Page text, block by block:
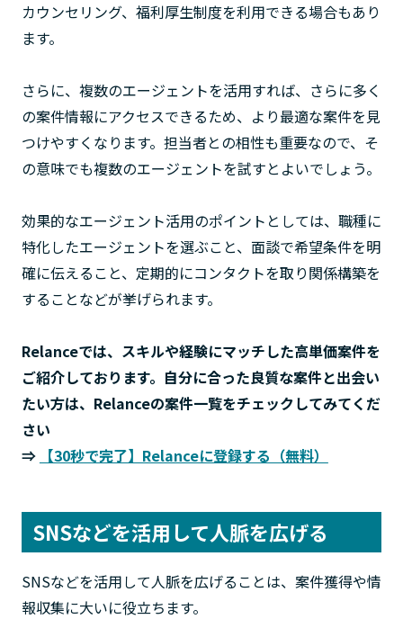
カウンセリング、福利厚生制度を利用できる場合もあり
ます。
さらに、複数のエージェントを活用すれば、さらに多く
の案件情報にアクセスできるため、より最適な案件を見
つけやすくなります。担当者との相性も重要なので、そ
の意味でも複数のエージェントを試すとよいでしょう。
効果的なエージェント活用のポイントとしては、職種に
特化したエージェントを選ぶこと、面談で希望条件を明
確に伝えること、定期的にコンタクトを取り関係構築を
することなどが挙げられます。
Relanceでは、スキルや経験にマッチした高単価案件を
ご紹介しております。自分に合った良質な案件と出会い
たい方は、 Relanceの案件一覧をチェックしてみてくだ
さい
⇒ 【30秒で完了】Relanceに登録する（無料）
SNSなどを活用して人脈を広げる
SNSなどを活用して人脈を広げることは、案件獲得や情
報収集に大いに役立ちます。